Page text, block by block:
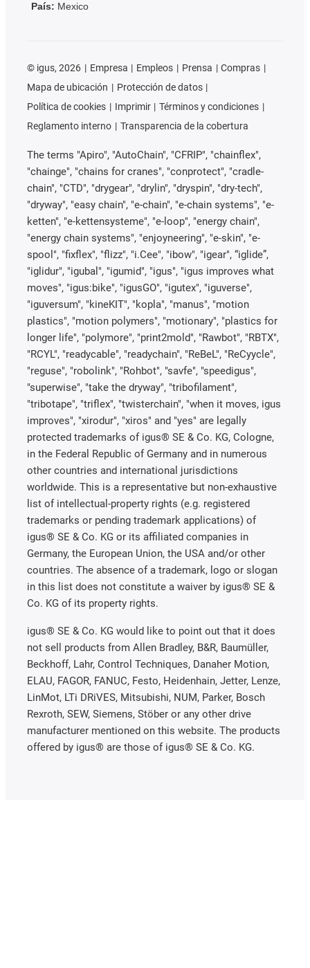
País: Mexico
© igus, 2026 Empresa Empleos Prensa
Compras
Mapa de ubicación
Protección de datos
Política de cookies
Imprimir
Términos y condiciones
Reglamento interno
Transparencia de la cobertura
The terms "Apiro", "AutoChain", "CFRIP", "chainflex",
"chainge", "chains for cranes", "conprotect", "cradle-
chain", "CTD", "drygear", "drylin", "dryspin", "dry-tech",
"dryway", "easy chain", "e-chain", "e-chain systems", "e-
ketten", "e-kettensysteme", "e-loop", "energy chain",
"energy chain systems", "enjoyneering", "e-skin", "e-
spool", "fixflex", "flizz", "i.Cee", "ibow", "igear", “iglide”,
"iglidur", "igubal", "igumid", "igus", "igus improves what
moves", "igus:bike", "igusGO", "igutex", "iguverse",
"iguversum", "kineKIT", "kopla", "manus", "motion
plastics", "motion polymers", "motionary", "plastics for
longer life", "polymore", "print2mold", "Rawbot", "RBTX",
"RCYL", "readycable", "readychain", "ReBeL", "ReCyycle",
"reguse", "robolink", "Rohbot", "savfe", "speedigus",
"superwise", "take the dryway", "tribofilament",
"tribotape", "triflex", "twisterchain", "when it moves, igus
improves", "xirodur", "xiros" and "yes" are legally
protected trademarks of igus® SE & Co. KG, Cologne,
in the Federal Republic of Germany and in numerous
other countries and international jurisdictions
worldwide. This is a representative but non-exhaustive
list of intellectual-property rights (e.g. registered
trademarks or pending trademark applications) of
igus® SE & Co. KG or its affiliated companies in
Germany, the European Union, the USA and/or other
countries. The absence of a trademark, logo or slogan
in this list does not constitute a waiver by igus® SE &
Co. KG of its property rights.
igus® SE & Co. KG would like to point out that it does
not sell products from Allen Bradley, B&R, Baumüller,
Beckhoff, Lahr, Control Techniques, Danaher Motion,
ELAU, FAGOR, FANUC, Festo, Heidenhain, Jetter, Lenze,
LinMot, LTi DRiVES, Mitsubishi, NUM, Parker, Bosch
Rexroth, SEW, Siemens, Stöber or any other drive
manufacturer mentioned on this website. The products
offered by igus® are those of igus® SE & Co. KG.